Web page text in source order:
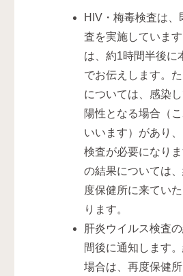
HIV・梅毒検査は、
査を実施していま
は、約1時間半後に
でお伝えします。
については、感染
陽性となる場合（
いいます）があり
検査が必要になり
の結果については
度保健所に来てい
ります。
肝炎ウイルス検査
間後に通知します
場合は、再度保健